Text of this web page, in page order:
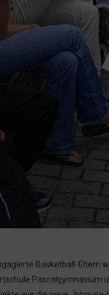
Basketball-Eltern
Pascalgymnasium